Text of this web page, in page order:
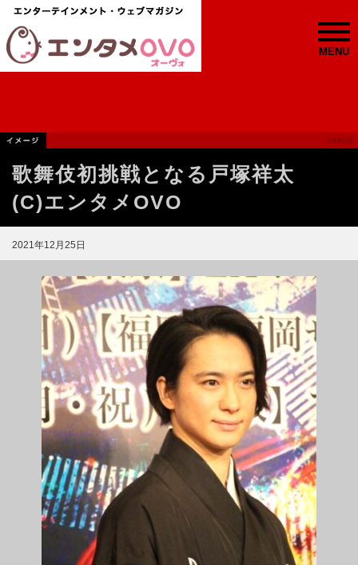
MENU
歌舞伎初挑戦となる戸塚祥太
(C)エンタメOVO
2021年12月25日